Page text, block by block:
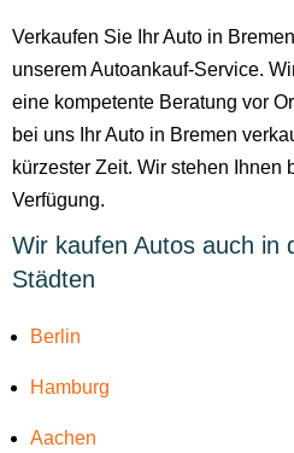
Verkaufen Sie Ihr Auto in
unserem Autoankauf-Service.
eine kompetente Beratung vor
bei uns Ihr Auto in Bremen
kürzester Zeit. Wir stehen Ihnen
Verfügung.
Wir kaufen Autos auch in
Städten
Berlin
Hamburg
Aachen